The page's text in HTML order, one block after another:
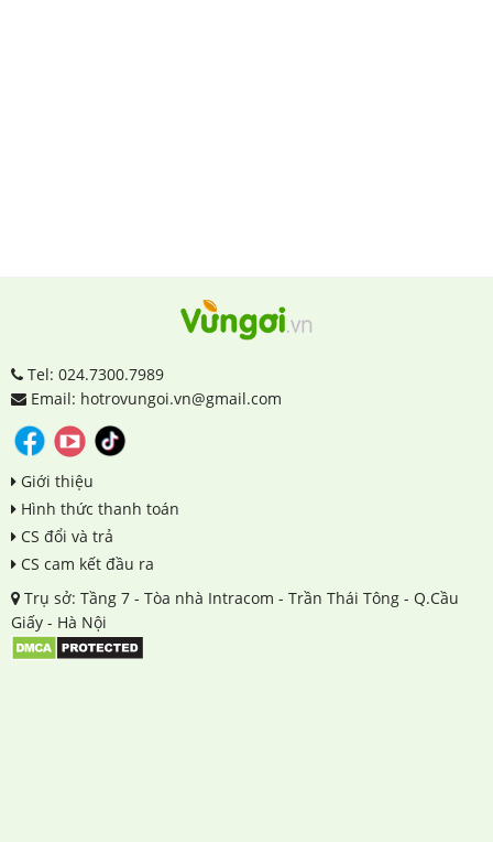
Tel: 024.7300.7989
Email: hotrovungoi.vn@gmail.com
Giới thiệu
Hình thức thanh toán
CS đổi và trả
CS cam kết đầu ra
Trụ sở: Tầng 7 - Tòa nhà Intracom - Trần Thái Tông - Q.Cầu
Giấy - Hà Nội